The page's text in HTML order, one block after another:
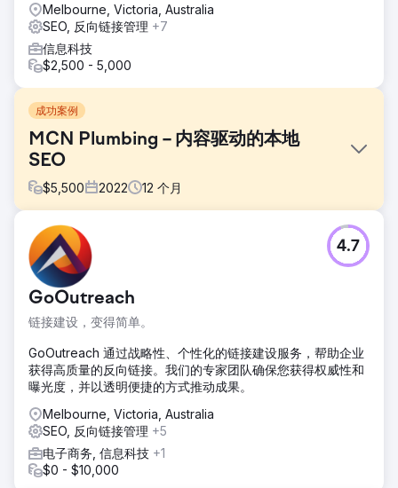
Melbourne, Victoria, Australia
SEO, 反向链接管理 +7
信息科技
$2,500 - 5,000
成功案例
MCN Plumbing – 内容驱动的本地
SEO
$5,500 2022 12 个月
挑战
提高客户网站的自然流量，以便他们减少对付费搜索流量的依
赖。
解决方案
于位置的登陆页面。我们还推出了一个博客。这使我们能够涵
盖网站中缺少的常见主题，并在内部链接到新的基于位置的登
陆页面。
结果
2021 年 5 月至 2022 年 8 月期间，MCN Plumbing 网站的自
然流量增长了 427.46%！
GoOutreach
链接建设，变得简单。
4.7
GoOutreach 通过战略性、个性化的链接建设服务，帮助企业
获得高质量的反向链接。我们的专家团队确保您获得权威性和
曝光度，并以透明便捷的方式推动成果。
Melbourne, Victoria, Australia
SEO, 反向链接管理 +5
电子商务, 信息科技 +1
$0 - $10,000